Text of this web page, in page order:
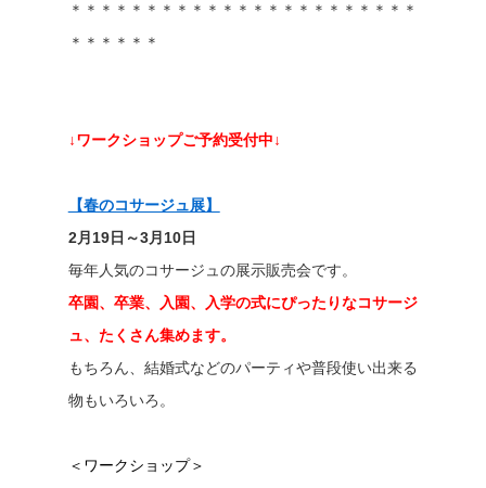
＊＊＊＊＊＊＊＊＊＊＊＊＊＊＊＊＊＊＊＊＊＊＊
＊＊＊＊＊＊
↓ワークショップご予約受付中↓
【春のコサージュ展】
2月19日～3月10日
毎年人気のコサージュの展示販売会です。
卒園、卒業、入園、入学の式にぴったりなコサージ
ュ、たくさん集めます。
もちろん、結婚式などのパーティや普段使い出来る
物もいろいろ。
＜ワークショップ＞